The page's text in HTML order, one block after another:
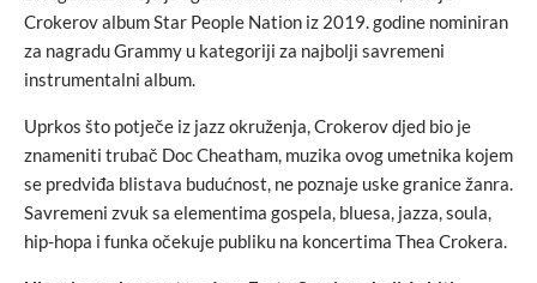
Crokerov album Star People Nation iz 2019. godine nominiran
za nagradu Grammy u kategoriji za najbolji savremeni
instrumentalni album.
Uprkos što potječe iz jazz okruženja, Crokerov djed bio je
znameniti trubač Doc Cheatham, muzika ovog umetnika kojem
se predviđa blistava budućnost, ne poznaje uske granice žanra.
Savremeni zvuk sa elementima gospela, bluesa, jazza, soula,
hip-hopa i funka očekuje publiku na koncertima Thea Crokera.